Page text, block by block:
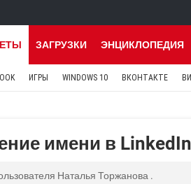
ЗАГРУЗКИ ЭНЦИКЛОПЕДИЯ
ИГРЫ WINDOWS 10 ВКОНТАКТЕ
имени в LinkedIn
Наталья Торжанова .